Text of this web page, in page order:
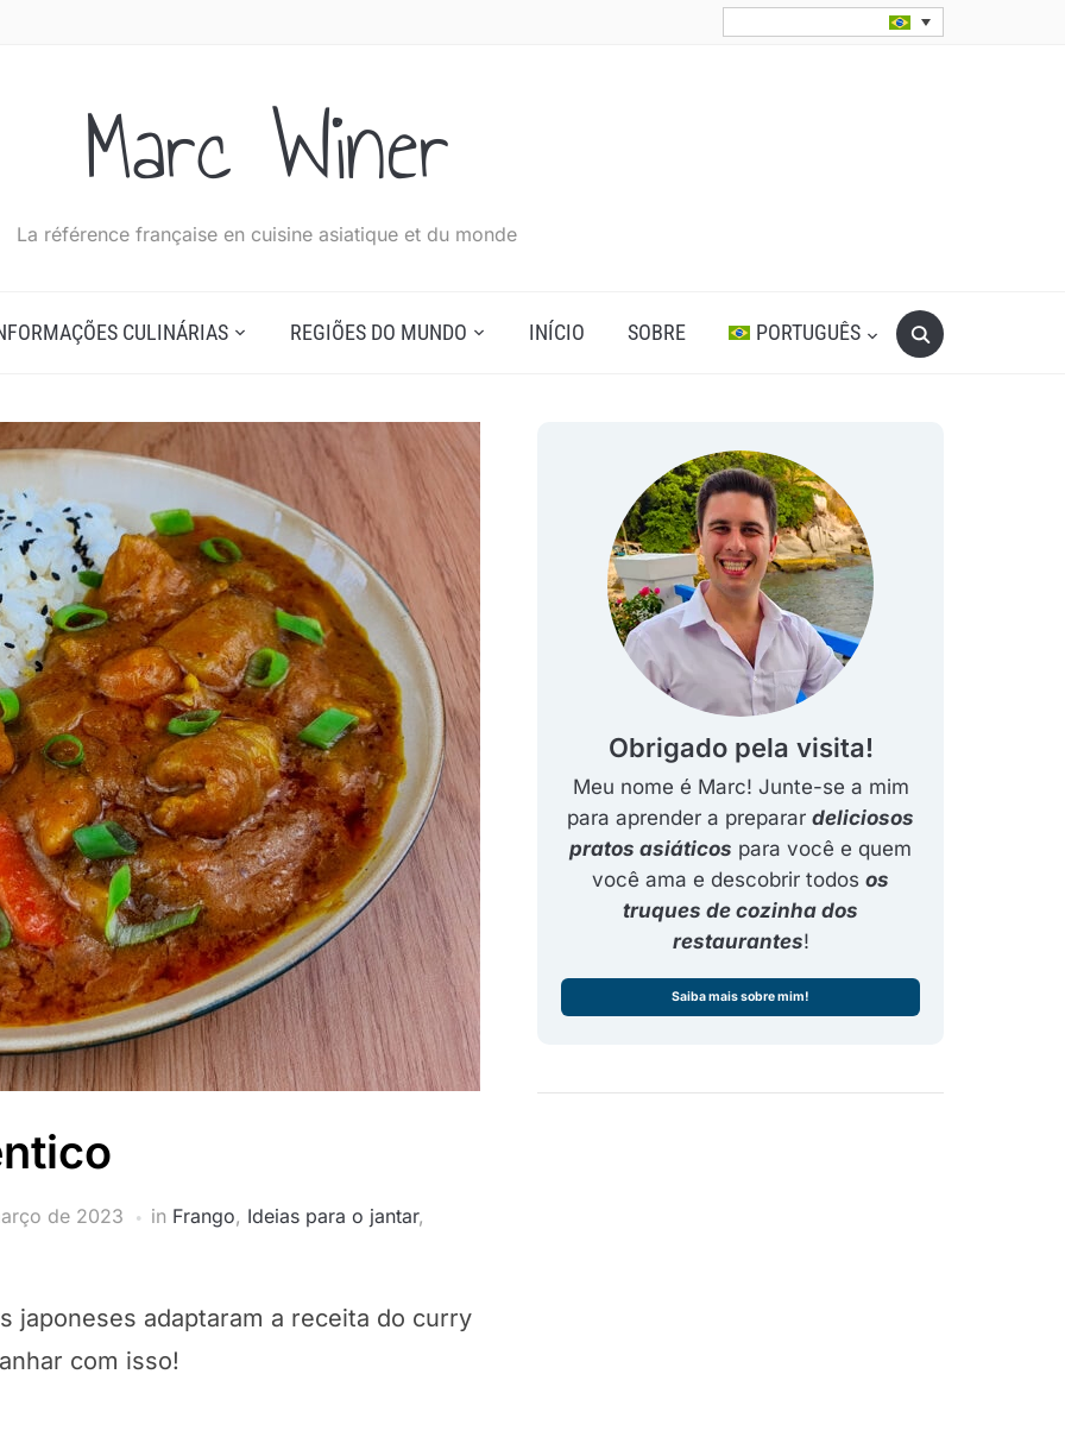
Marc Winer
La référence française en cuisine asiatique et du monde
Search
for:
CULINÁRIAS REGIÕES DO MUNDO INÍCIO SOBRE PORTUGUÊS
de 2023 in Frango, Ideias para o jantar,
japoneses adaptaram a receita do curry
com isso!
Obrigado pela visita!
Meu nome é Marc! Junte-se a mim
para aprender a preparar deliciosos
pratos asiáticos para você e quem
você ama e descobrir todos os
truques de cozinha dos
restaurantes!
Saiba mais sobre mim!